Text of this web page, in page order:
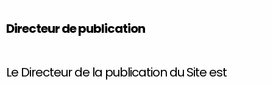
Directeur de publication
Le Directeur de la publication du Site est